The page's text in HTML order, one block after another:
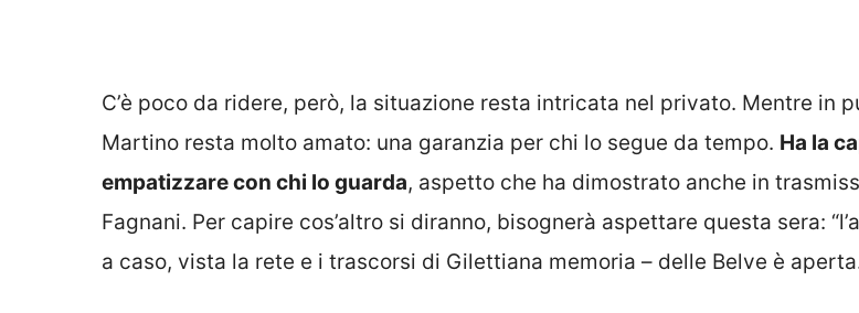
C’è poco da ridere, però, la situazione resta intricata nel privato. Mentre in
Martino resta molto amato: una garanzia per chi lo segue da tempo. Ha la
empatizzare con chi lo guarda, aspetto che ha dimostrato anche in
Fagnani. Per capire cos’altro si diranno, bisognerà aspettare questa sera:
a caso, vista la rete e i trascorsi di Gilettiana memoria – delle Belve è